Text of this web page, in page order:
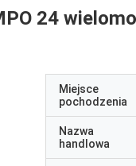
24
Miejsce
pochodzenia
Nazwa
handlowa